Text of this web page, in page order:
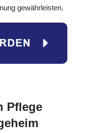
gewährleisten.
Pflege